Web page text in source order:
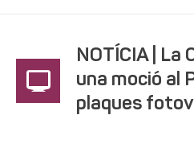
NOTÍCIA | La
una moció al
plaques